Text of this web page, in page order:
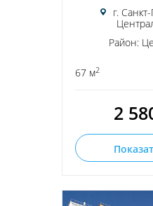
г.
Район:
67 м2
2